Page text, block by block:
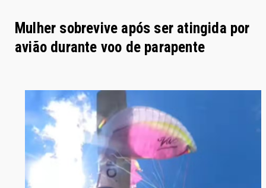
Mulher sobrevive após ser atingida por
avião durante voo de parapente